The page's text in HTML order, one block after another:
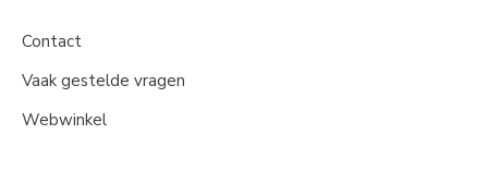
Contact
Vaak gestelde vragen
Webwinkel